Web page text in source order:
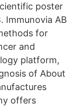
poster
Immunovia AB
for
and
platform,
of About
offers